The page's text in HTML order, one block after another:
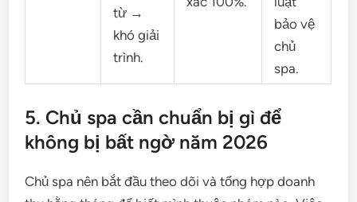
từ →
khó giải
trình.
bảo vệ
chủ
spa.
5. Chủ spa cần chuẩn bị gì để
không bị bất ngờ năm 2026
Chủ spa nên bắt đầu theo dõi và tổng hợp doanh